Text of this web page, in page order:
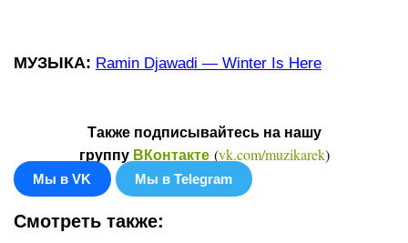
МУЗЫКА: Ramin Djawadi — Winter Is Here
Также подписывайтесь на нашу
группу ВКонтакте(vk.com/muzikarek)
Мы в VK Мы в Telegram
Смотреть также: